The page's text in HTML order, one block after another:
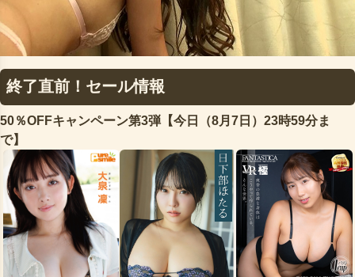
終了直前！セール情報
50％OFFキャンペーン第3弾【今日（8月7日）23時59分ま
で】